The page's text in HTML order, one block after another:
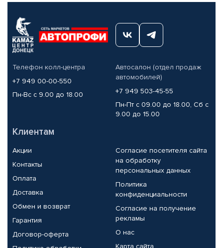
Телефон колл-центра
+7 949 00-00-550
Пн-Вс с 9.00 до 18.00
Автосалон (отдел продаж
автомобилей)
+7 949 503-45-55
Пн-Пт с 09.00 до 18.00, Сб с
9.00 до 15.00
Клиентам
Акции
Контакты
Оплата
Доставка
Обмен и возврат
Гарантия
Договор-оферта
Согласие посетителя сайта
на обработку
персональных данных
Политика
конфиденциальности
Согласие на получение
рекламы
О нас
Карта сайта